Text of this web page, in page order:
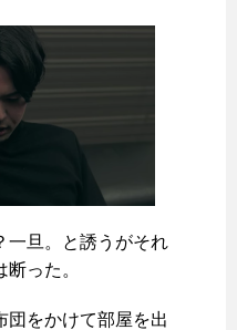
一旦。と誘うがそれ
った。
団をかけて部屋を出